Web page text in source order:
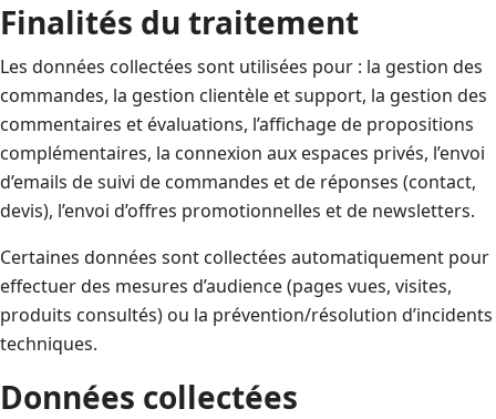
Finalités du traitement
Les données collectées sont utilisées pour : la gestion des
commandes, la gestion clientèle et support, la gestion des
commentaires et évaluations, l’affichage de propositions
complémentaires, la connexion aux espaces privés, l’envoi
d’emails de suivi de commandes et de réponses (contact,
devis), l’envoi d’offres promotionnelles et de newsletters.
Certaines données sont collectées automatiquement pour
effectuer des mesures d’audience (pages vues, visites,
produits consultés) ou la prévention/résolution d’incidents
techniques.
Données collectées